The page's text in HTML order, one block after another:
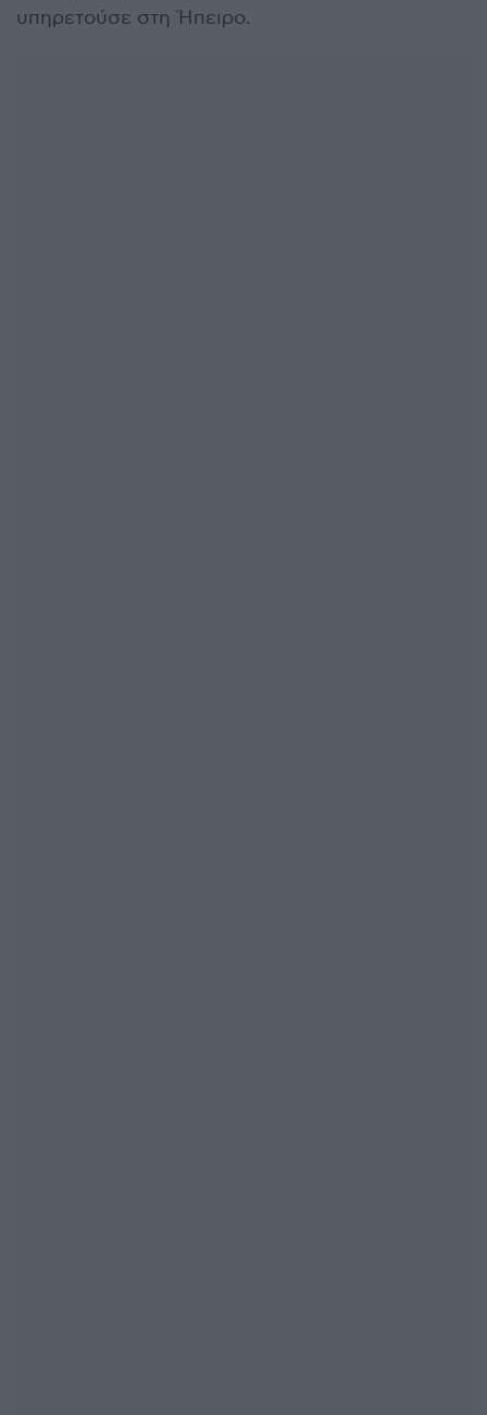
υπηρετούσε στη Ήπειρο.